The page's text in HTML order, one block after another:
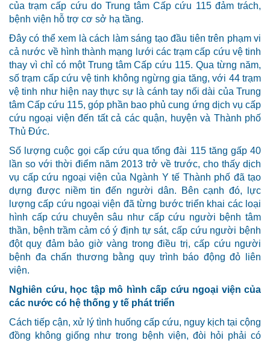
của trạm cấp cứu do Trung tâm Cấp cứu 115 đảm trách,
bệnh viện hỗ trợ cơ sở hạ tầng.
Đây có thể xem là cách làm sáng tạo đầu tiên trên phạm vi
cả nước về hình thành mạng lưới các trạm cấp cứu vệ tinh
thay vì chỉ có một Trung tâm Cấp cứu 115. Qua từng năm,
số trạm cấp cứu vệ tinh không ngừng gia tăng, với 44 trạm
vệ tinh như hiện nay thực sự là cánh tay nối dài của Trung
tâm Cấp cứu 115, góp phần bao phủ cung ứng dịch vụ cấp
cứu ngoại viện đến tất cả các quận, huyện và Thành phố
Thủ Đức.
Số lượng cuộc gọi cấp cứu qua tổng đài 115 tăng gấp 40
lần so với thời điểm năm 2013 trở về trước, cho thấy dịch
vụ cấp cứu ngoại viện của Ngành Y tế Thành phố đã tạo
dựng được niềm tin đến người dân. Bên cạnh đó, lực
lượng cấp cứu ngoại viện đã từng bước triển khai các loại
hình cấp cứu chuyên sâu như cấp cứu người bệnh tâm
thần, bệnh trầm cảm có ý định tự sát, cấp cứu người bệnh
đột quỵ đảm bảo giờ vàng trong điều trị, cấp cứu người
bệnh đa chấn thương bằng quy trình báo động đỏ liên
viện.
Nghiên cứu, học tập mô hình cấp cứu ngoại viện của
các nước có hệ thống y tế phát triển
Cách tiếp cận, xử lý tình huống cấp cứu, nguy kịch tại cộng
đồng không giống như trong bệnh viện, đòi hỏi phải có